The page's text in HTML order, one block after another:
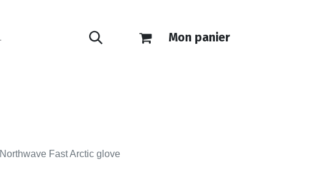
Mon panier
Northwave Fast Arctic glove